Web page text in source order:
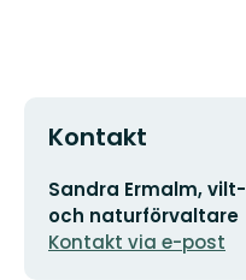
Kontakt
E-
postadress
Sandra Ermalm, vilt-
och naturförvaltare
Kontakt via e-post